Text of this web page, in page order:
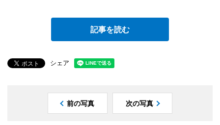
記事を読む
シェア
前の写真 次の写真